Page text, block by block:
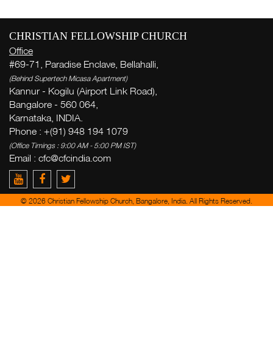
CHRISTIAN FELLOWSHIP CHURCH
Office
#69-71, Paradise Enclave, Bellahalli,
(Behind Supertech Micasa Apartment)
Kannur - Kogilu (Airport Link Road),
Bangalore - 560 064,
Karnataka, INDIA.
Phone : +(91) 948 194 1079
(Office Timings : 9:00 AM - 5:00 PM IST)
Email : cfc@cfcindia.com
© 2026 Christian Fellowship Church, Bangalore, India. All Rights Reserved.